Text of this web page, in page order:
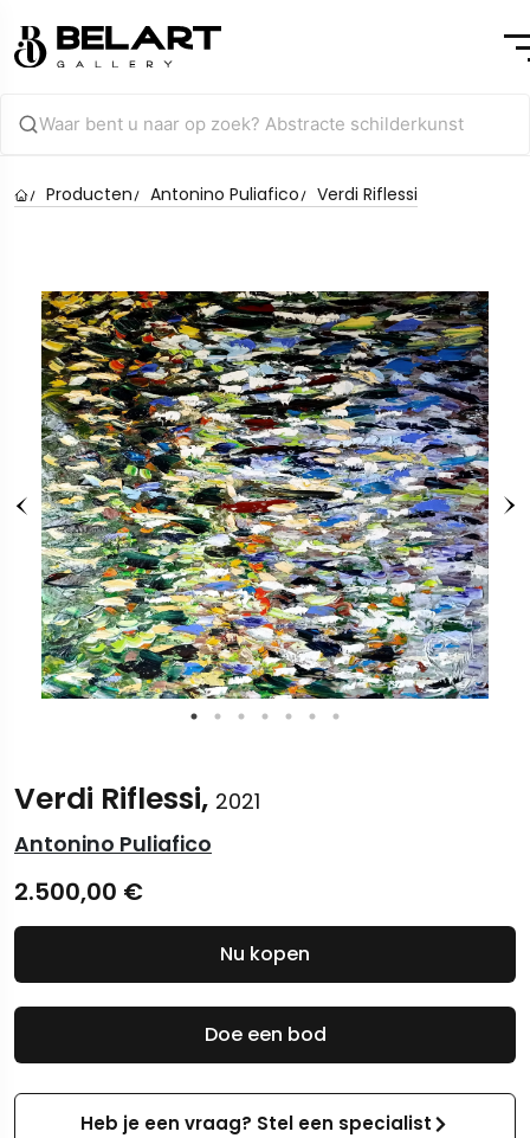
Producten Antonino Puliafico Verdi Riflessi
Verdi Riflessi, 2021
Antonino Puliafico
2.500,00 €
Doe een bod
Heb je een vraag? Stel een specialist
Nu kopen